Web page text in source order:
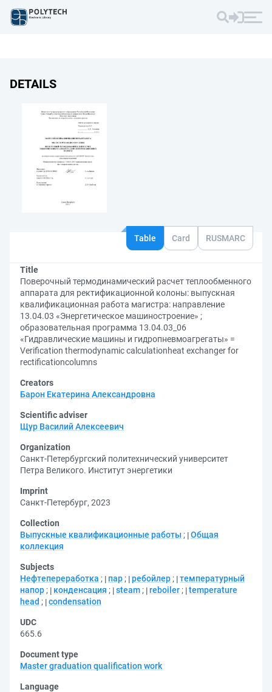
DETAILS
Table Card RUSMARC
Title
Поверочный термодинамический расчет теплообменного
аппарата для ректификационной колоны: выпускная
квалификационная работа магистра: направление
13.04.03 «Энергетическое машиностроение» ;
образовательная программа 13.04.03_06
«Гидравлические машины и гидропневмоагрегаты» =
Verification thermodynamic calculationheat exchanger for
rectificationcolumns
Creators
Барон Екатерина Александровна
Scientific adviser
Щур Василий Алексеевич
Organization
Санкт-Петербургский политехнический университет
Петра Великого. Институт энергетики
Imprint
Санкт-Петербург, 2023
Collection
Выпускные квалификационные работы ; Общая
коллекция
Subjects
Нефтепереработка ; пар ; ребойлер ; температурный
напор ; конденсация ; steam ; reboiler ; temperature
head ; condensation
UDC
665.6
Document type
Master graduation qualification work
Language